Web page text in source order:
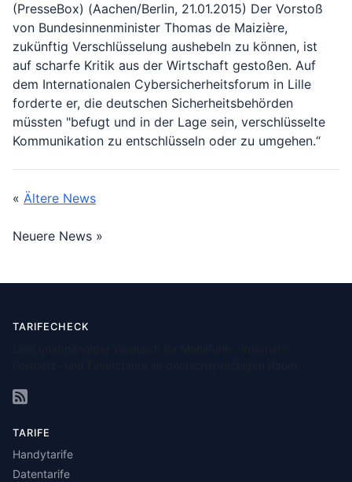
(PresseBox) (Aachen/Berlin, 21.01.2015) Der Vorstoß
von Bundesinnenminister Thomas de Maizière,
zukünftig Verschlüsselung aushebeln zu können, ist
auf scharfe Kritik aus der Wirtschaft gestoßen. Auf
dem Internationalen Cybersicherheitsforum in Lille
forderte er, die deutschen Sicherheitsbehörden
müssten "befugt und in der Lage sein, verschlüsselte
Kommunikation zu entschlüsseln oder zu umgehen.“
« Ältere News
Neuere News »
TARIFECHECK
TARIFE
Handytarife
Datentarife